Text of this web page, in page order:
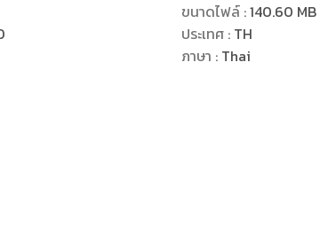
ขนาดไฟล์:140.60 MB
ประเทศ : TH
ภาษา : Thai